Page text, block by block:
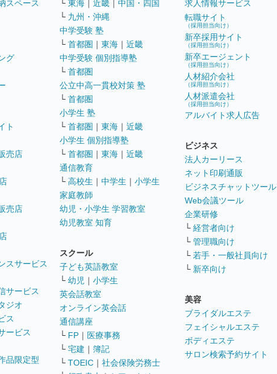
スペース
グ
ト
売店
売店
スサービス
サービス
ジオ
ス
ービス
品限定型
└ 東海 ｜ 近畿 ｜ 中国・四国
└ 九州・沖縄
中学受験 塾
└ 首都圏 ｜ 東海 ｜ 近畿
中学受験 個別指導塾
└ 首都圏
公立中高一貫校対策 塾
└ 首都圏
小学生 塾
└ 首都圏 ｜ 東海 ｜ 近畿
小学生 個別指導塾
└ 首都圏 ｜ 東海 ｜ 近畿
通信教育
└ 高校生 ｜ 中学生 ｜ 小学生
家庭教師
幼児・小学生 学習教室
幼児教室 知育
スクール
子ども英語教室
└ 幼児 ｜ 小学生
英会話教室
オンライン英会話
通信講座
└ FP ｜ 医療事務
└ 宅建 ｜ 簿記
└ TOEIC ｜ 社会保険労務士
求人情報サービス
転職サイト
（採用担当向け）
新卒採用サイト
（採用担当向け）
新卒エージェント
（採用担当向け）
人材紹介会社
（採用担当向け）
人材派遣会社
（採用担当向け）
アルバイト求人広告
ビジネス
法人カーリース
ネット印刷通販
ビジネスチャットツール
Web会議ツール
企業研修
└ 経営者向け
└ 管理職向け
└ 若手・一般社員向け
└ 新卒向け
美容
ブライダルエステ
フェイシャルエステ
ボディエステ
サロン検索予約サイト